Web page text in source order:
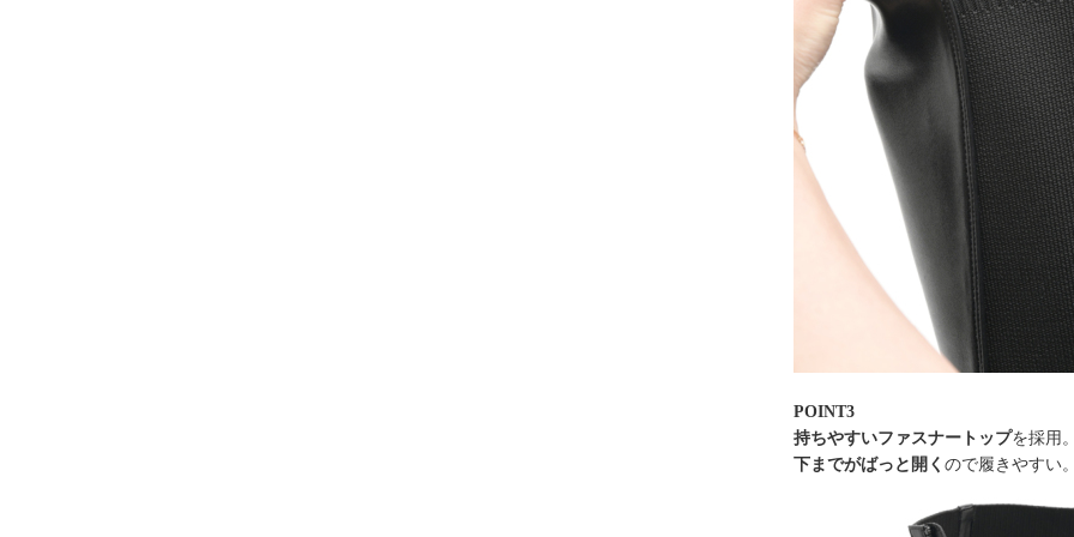
POINT3
持ちやすいファスナートップを採用
下までがばっと開く ので履きやすい